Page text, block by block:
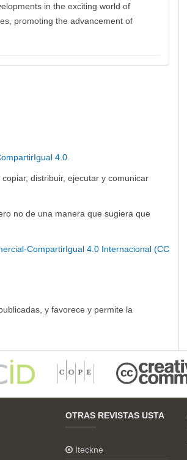
in the exciting world of
promoting the advancement of
4.0
distribuir, ejecutar y comunicar
no de una manera que sugiera que
CompartirIgual 4.0 Internacional (CC
y favorece y permite la
OTRAS REVISTAS USTA
Iteckne